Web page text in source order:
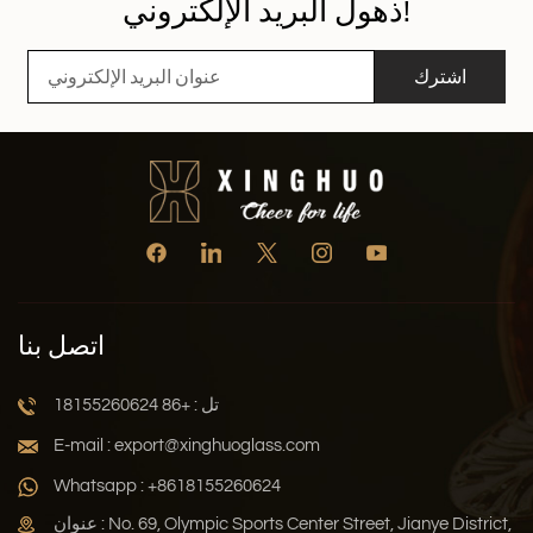
ذهول البريد الإلكتروني!
اشترك
اتصل بنا
تل : +86 18155260624
E-mail : export@xinghuoglass.com
Whatsapp : +8618155260624
عنوان : No. 69, Olympic Sports Center Street, Jianye District,